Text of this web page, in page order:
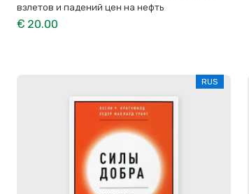
взлетов и падений цен на нефть
€ 20.00
RUS